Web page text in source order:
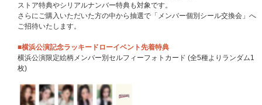
ストア特典やシリアルナンバー特典も対象です。
さらにご購入いただいた方の中から抽選で「メンバー個別シール交換会」へ
ご招待いたします。
■横浜公演記念ラッキードローイベント先着特典
横浜公演限定絵柄メンバー別セルフィーフォトカード (全5種よりランダム1
枚)